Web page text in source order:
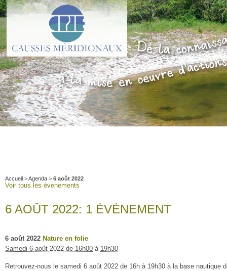
Accueil >Agenda > 6 août 2022
Voir tous les évenements
6 AOÛT 2022: 1 ÉVÉNEMENT
6 août 2022 Nature en folie
Samedi 6 août 2022 de 16h00 à 19h30
Retrouvez-nous le samedi 6 août 2022 de 16h à 19h30 à la base nautique